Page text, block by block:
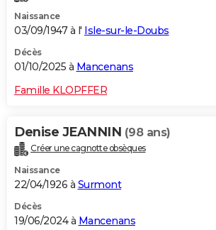
Dictionnaire
Biographies
Citations
Expressions
Proverbes
PROGRAMME TV
S'inscrire
Se connecter
Lycées
Collèges
Primaires
Universités
Entreprises
Service militaire
Avis de recherche
AVIS DE DÉCÈS
FORUM
Bricolage
Culture
Television
Voyage
Naissance
03/09/1947 à l' Isle-sur-le-Doubs
Décès
01/10/2025 à Mancenans
Famille KLOPFFER
Denise JEANNIN (98 ans)
Créer une cagnotte obsèques
Naissance
22/04/1926 à Surmont
Décès
19/06/2024 à Mancenans